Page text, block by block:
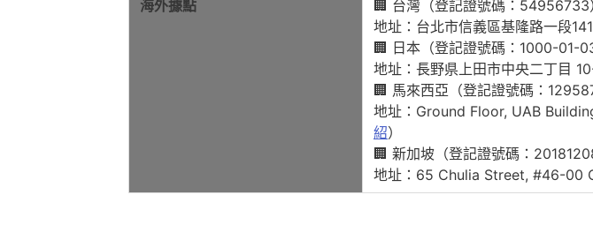
海外據點
🏢 台灣（登記證號碼：54956733
地址：台北市信義區基隆路一段
🏢 日本（登記證號碼：1000-01-
地址：長野県上田市中央二丁目
🏢 馬來西亞（登記證號碼：
地址：Ground Floor, UAB
紹）
🏢 新加坡（登記證號碼：
地址：65 Chulia Street, #46-00